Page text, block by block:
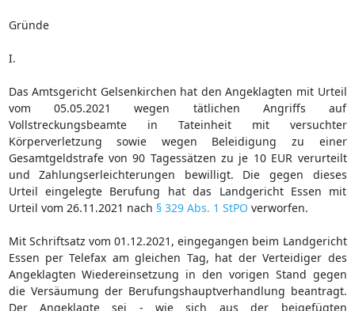
Gründe
I.
Das Amtsgericht Gelsenkirchen hat den Angeklagten mit Urteil
vom 05.05.2021 wegen tätlichen Angriffs auf
Vollstreckungsbeamte in Tateinheit mit versuchter
Körperverletzung sowie wegen Beleidigung zu einer
Gesamtgeldstrafe von 90 Tagessätzen zu je 10 EUR verurteilt
und Zahlungserleichterungen bewilligt. Die gegen dieses
Urteil eingelegte Berufung hat das Landgericht Essen mit
Urteil vom 26.11.2021 nach § 329 Abs. 1 StPO verworfen.
Mit Schriftsatz vom 01.12.2021, eingegangen beim Landgericht
Essen per Telefax am gleichen Tag, hat der Verteidiger des
Angeklagten Wiedereinsetzung in den vorigen Stand gegen
die Versäumung der Berufungshauptverhandlung beantragt.
Der Angeklagte sei - wie sich aus der beigefügten